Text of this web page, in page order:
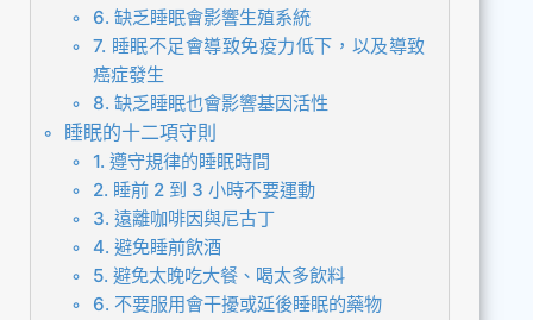
6. 缺乏睡眠會影響生殖系統
7. 睡眠不足會導致免疫力低下，以及導致
癌症發生
8. 缺乏睡眠也會影響基因活性
睡眠的十二項守則
1. 遵守規律的睡眠時間
2. 睡前 2 到 3 小時不要運動
3. 遠離咖啡因與尼古丁
4. 避免睡前飲酒
5. 避免太晚吃大餐、喝太多飲料
6. 不要服用會干擾或延後睡眠的藥物